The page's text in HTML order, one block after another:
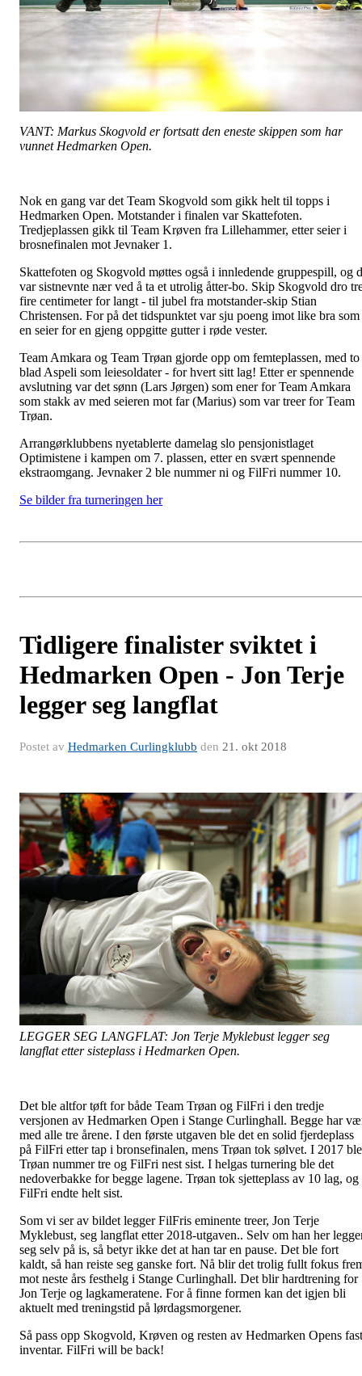
VANT: Markus Skogvold er fortsatt den eneste skippen som har
vunnet Hedmarken Open.
Nok en gang var det Team Skogvold som gikk helt til topps i
Hedmarken Open. Motstander i finalen var Skattefoten.
Tredjeplassen gikk til Team Krøven fra Lillehammer, etter seier i
brosnefinalen mot Jevnaker 1.
Skattefoten og Skogvold møttes også i innledende gruppespill, og
var sistnevnte nær ved å ta et utrolig åtter-bo. Skip Skogvold dro
fire centimeter for langt - til jubel fra motstander-skip Stian
Christensen. For på det tidspunktet var sju poeng imot like bra som
en seier for en gjeng oppgitte gutter i røde vester.
Team Amkara og Team Trøan gjorde opp om femteplassen, med to
blad Aspeli som leiesoldater - for hvert sitt lag! Etter er spennende
avslutning var det sønn (Lars Jørgen) som ener for Team Amkara
som stakk av med seieren mot far (Marius) som var treer for Team
Trøan.
Arrangørklubbens nyetablerte damelag slo pensjonistlaget
Optimistene i kampen om 7. plassen, etter en svært spennende
ekstraomgang. Jevnaker 2 ble nummer ni og FilFri nummer 10.
Se bilder fra turneringen her
Tidligere finalister sviktet i
Hedmarken Open - Jon Terje
legger seg langflat
Postet av Hedmarken Curlingklubb den 21. okt 2018
LEGGER SEG LANGFLAT: Jon Terje Myklebust legger seg
langflat etter sisteplass i Hedmarken Open.
Det ble altfor tøft for både Team Trøan og FilFri i den tredje
versjonen av Hedmarken Open i Stange Curlinghall. Begge har
med alle tre årene. I den første utgaven ble det en solid fjerdeplass
på FilFri etter tap i bronsefinalen, mens Trøan tok sølvet. I 2017 ble
Trøan nummer tre og FilFri nest sist. I helgas turnering ble det
nedoverbakke for begge lagene. Trøan tok sjetteplass av 10 lag, og
FilFri endte helt sist.
Som vi ser av bildet legger FilFris eminente treer, Jon Terje
Myklebust, seg langflat etter 2018-utgaven.. Selv om han her
seg selv på is, så betyr ikke det at han tar en pause. Det ble fort
kaldt, så han reiste seg ganske fort. Nå blir det trolig fullt fokus
mot neste års festhelg i Stange Curlinghall. Det blir hardtrening for
Jon Terje og lagkameratene. For å finne formen kan det igjen bli
aktuelt med treningstid på lørdagsmorgener.
Så pass opp Skogvold, Krøven og resten av Hedmarken Opens
inventar. FilFri will be back!